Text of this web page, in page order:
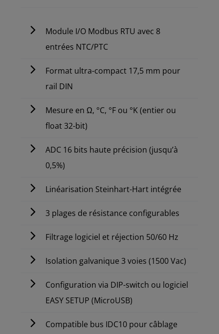
Module I/O Modbus RTU avec 8
entrées NTC/PTC
Format ultra-compact 17,5 mm pour
rail DIN
Mesure en Ω, °C, °F ou °K (entier ou
float 32-bit)
ADC 16 bits haute précision (jusqu’à
0,5%)
Linéarisation Steinhart-Hart intégrée
3 plages de résistance configurables
Filtrage logiciel et réjection 50/60 Hz
Isolation galvanique 3 voies (1500 Vac)
Configuration via DIP-switch ou logiciel
EASY SETUP (MicroUSB)
Compatible bus IDC10 pour câblage